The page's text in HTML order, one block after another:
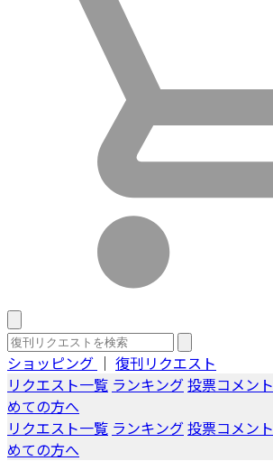
ショッピング ｜ 復刊リクエスト
リクエスト一覧 ランキング投票コメント
めての方へ
リクエスト一覧 ランキング投票コメント
めての方へ